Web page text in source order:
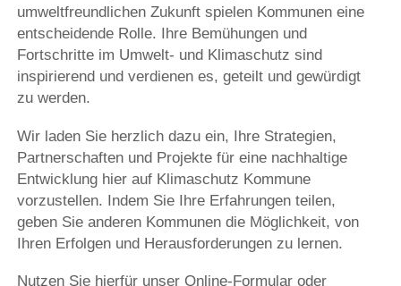
umweltfreundlichen Zukunft spielen Kommunen eine
entscheidende Rolle. Ihre Bemühungen und
Fortschritte im Umwelt- und Klimaschutz sind
inspirierend und verdienen es, geteilt und gewürdigt
zu werden.
Wir laden Sie herzlich dazu ein, Ihre Strategien,
Partnerschaften und Projekte für eine nachhaltige
Entwicklung hier auf Klimaschutz Kommune
vorzustellen. Indem Sie Ihre Erfahrungen teilen,
geben Sie anderen Kommunen die Möglichkeit, von
Ihren Erfolgen und Herausforderungen zu lernen.
Nutzen Sie hierfür unser Online-Formular oder